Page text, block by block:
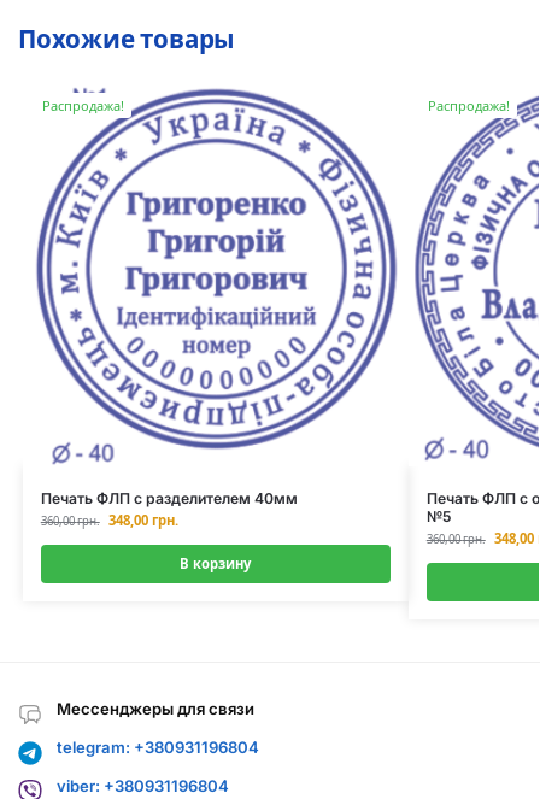
Похожие товары
Распродажа!
Печать ФЛП с разделителем 40мм
360,00грн. 348,00 грн.
В корзину
Распродажа!
Печать ФЛП с
№5
360,00грн. 348,00
Мессенджеры для связи
telegram: +380931196804
viber: +380931196804